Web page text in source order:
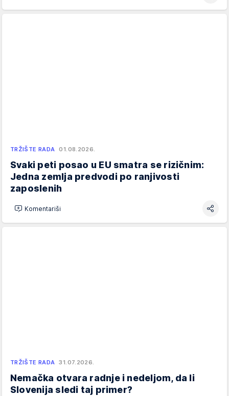
TRŽIŠTE RADA 01.08.2026.
Svaki peti posao u EU smatra se rizičnim:
Jedna zemlja predvodi po ranjivosti
zaposlenih
Komentariši
TRŽIŠTE RADA 31.07.2026.
Nemačka otvara radnje i nedeljom, da li
Slovenija sledi taj primer?